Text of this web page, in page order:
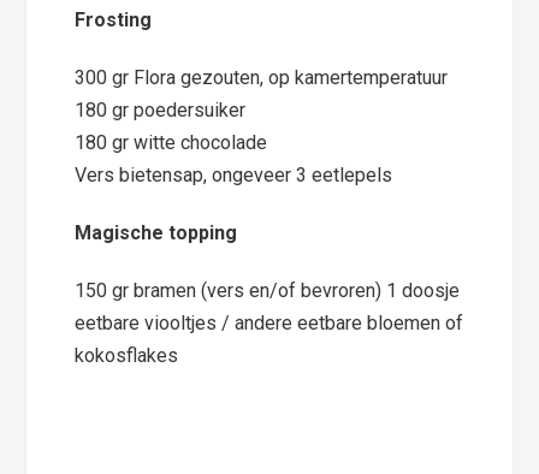
Frosting
300 gr Flora gezouten, op kamertemperatuur
180 gr poedersuiker
180 gr witte chocolade
Vers bietensap, ongeveer 3 eetlepels
Magische topping
150 gr bramen (vers en/of bevroren) 1 doosje
eetbare viooltjes / andere eetbare bloemen of
kokosflakes